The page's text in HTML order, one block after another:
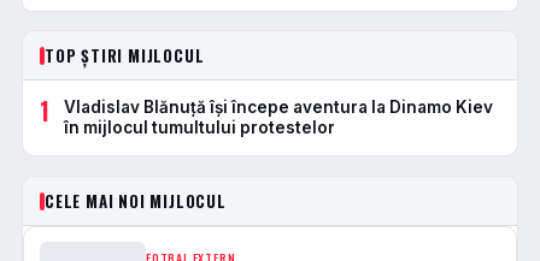
TOP ȘTIRI MIJLOCUL
1
Vladislav Blănuță își începe aventura la Dinamo Kiev
în mijlocul tumultului protestelor
CELE MAI NOI MIJLOCUL
FOTBAL EXTERN